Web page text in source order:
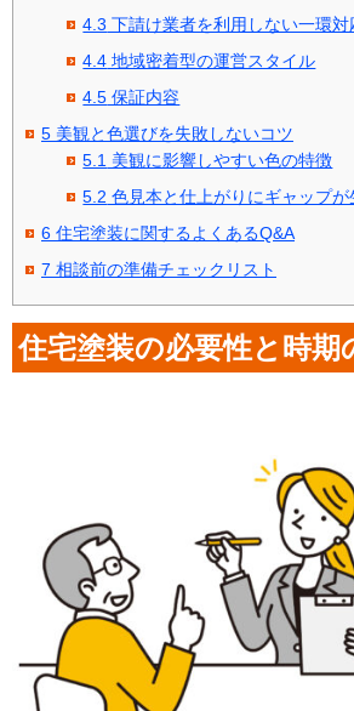
4.3 下請け業者を利用しない一環
4.4 地域密着型の運営スタイル
4.5 保証内容
5 美観と色選びを失敗しないコツ
5.1 美観に影響しやすい色の特徴
5.2 色見本と仕上がりにギャップ
6 住宅塗装に関するよくあるQ&A
7 相談前の準備チェックリスト
住宅塗装の必要性と時期